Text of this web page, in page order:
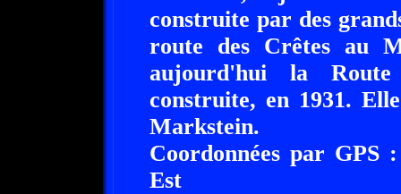
construite par des
route des Crêtes au
aujourd'hui la
construite, en 1931.
Markstein.
Coordonnées par
Est